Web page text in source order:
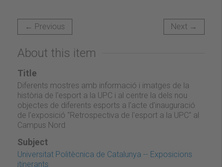
← Previous Next →
About this item
Title
Diferents mostres amb informació i imatges de la
història de l'esport a la UPC i al centre la dels nou
objectes de diferents esports a l'acte d'inauguració
de l'exposició "Retrospectiva de l'esport a la UPC" al
Campus Nord
Subject
Universitat Politècnica de Catalunya -- Exposicions
itinerants